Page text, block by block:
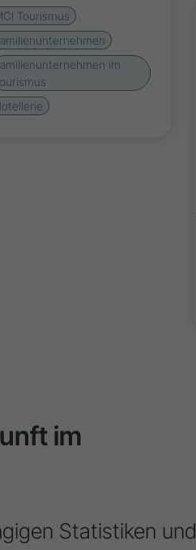
Tourismus
im
im
Statistiken und